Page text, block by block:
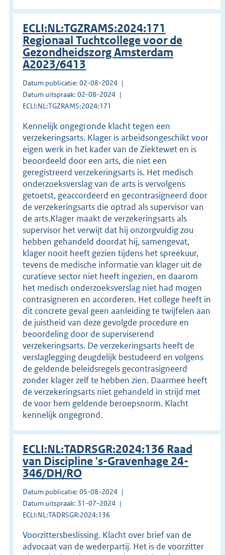
ECLI:NL:TGZRAMS:2024:171
Regionaal Tuchtcollege voor de
Gezondheidszorg Amsterdam
A2023/6413
Datum publicatie: 02-08-2024
Datum uitspraak: 02-08-2024
ECLI:NL:TGZRAMS:2024:171
Kennelijk ongegronde klacht tegen een
verzekeringsarts. Klager is arbeidsongeschikt voor
eigen werk in het kader van de Ziektewet en is
beoordeeld door een arts, die niet een
geregistreerd verzekeringsarts is. Het medisch
onderzoeksverslag van de arts is vervolgens
getoetst, geaccordeerd en gecontrasigneerd door
de verzekeringsarts die optrad als supervisor van
de arts.Klager maakt de verzekeringsarts als
supervisor het verwijt dat hij onzorgvuldig zou
hebben gehandeld doordat hij, samengevat,
klager nooit heeft gezien tijdens het spreekuur,
tevens de medische informatie van klager uit de
curatieve sector niet heeft ingezien, en daarom
het medisch onderzoeksverslag niet had mogen
contrasigneren en accorderen. Het college heeft in
dit concrete geval geen aanleiding te twijfelen aan
de juistheid van deze gevolgde procedure en
beoordeling door de superviserend
verzekeringsarts. De verzekeringsarts heeft de
verslaglegging deugdelijk bestudeerd en volgens
de geldende beleidsregels gecontrasigneerd
zonder klager zelf te hebben zien. Daarmee heeft
de verzekeringsarts niet gehandeld in strijd met
de voor hem geldende beroepsnorm. Klacht
kennelijk ongegrond.
ECLI:NL:TADRSGR:2024:136 Raad
van Discipline 's-Gravenhage 24-
346/DH/RO
Datum publicatie: 05-08-2024
Datum uitspraak: 31-07-2024
ECLI:NL:TADRSGR:2024:136
Voorzittersbeslissing. Klacht over brief van de
advocaat van de wederpartij. Het is de voorzitter